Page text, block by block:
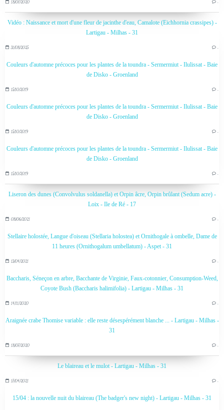
18/07/2020 …
Vidéo : Naissance et mort d'une fleur de jacinthe d'eau, Camalote (Eichhornia crassipes) -
Lartigau - Milhas - 31
31/08/2025 …
Couleurs d'automne précoces pour les plantes de la toundra - Sermermiut - Ilulissat - Baie
de Disko - Groenland
15/10/2019 …
Couleurs d'automne précoces pour les plantes de la toundra - Sermermiut - Ilulissat - Baie
de Disko - Groenland
15/10/2019 …
Couleurs d'automne précoces pour les plantes de la toundra - Sermermiut - Ilulissat - Baie
de Disko - Groenland
15/10/2019 …
Liseron des dunes (Convolvulus soldanella) et Orpin âcre, Orpin brûlant (Sedum acre) -
Loix - Ile de Ré - 17
08/06/2021 …
Stellaire holostée, Langue d'oiseau (Stellaria holostea) et Ornithogale à ombelle, Dame de
11 heures (Ornithogalum umbellatum) - Aspet - 31
13/04/2021 …
Baccharis, Séneçon en arbre, Bacchante de Virginie, Faux-cotonnier, Consumption-Weed,
Coyote Bush (Baccharis halimifolia) - Lartigau - Milhas - 31
14/11/2020 …
Araignée crabe Thomise variable : elle reste désespérément blanche ... - Lartigau - Milhas -
31
18/07/2020 …
Le blaireau et le mulot - Lartigau - Milhas - 31
17/04/2021 …
15/04 : la nouvelle nuit du blaireau (The badger's new night) - Lartigau - Milhas - 31